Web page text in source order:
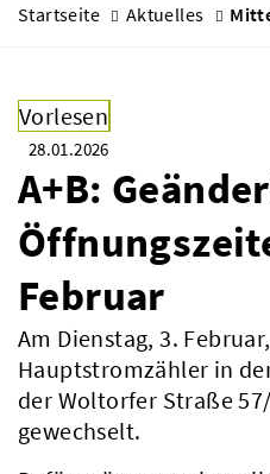
Startseite Aktuelles
Vorlesen
28.01.2026
A+B:
Februar
Am Dienstag, 3.
Hauptstromzähler in
der Woltorfer Straße
gewechselt.